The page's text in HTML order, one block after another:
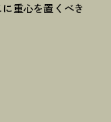
重心を置くべき